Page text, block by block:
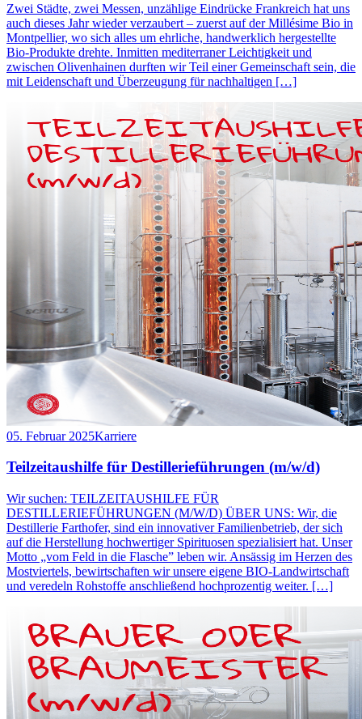
Zwei Städte, zwei Messen, unzählige Eindrücke Frankreich hat uns
auch dieses Jahr wieder verzaubert – zuerst auf der Millésime Bio in
Montpellier, wo sich alles um ehrliche, handwerklich hergestellte
Bio-Produkte drehte. Inmitten mediterraner Leichtigkeit und
zwischen Olivenhainen durften wir Teil einer Gemeinschaft sein, die
mit Leidenschaft und Überzeugung für nachhaltigen […]
05. Februar 2025Karriere
Teilzeitaushilfe für Destillerieführungen (m/w/d)
Wir suchen: TEILZEITAUSHILFE FÜR
DESTILLERIEFÜHRUNGEN (M/W/D) ÜBER UNS: Wir, die
Destillerie Farthofer, sind ein innovativer Familienbetrieb, der sich
auf die Herstellung hochwertiger Spirituosen spezialisiert hat. Unser
Motto „vom Feld in die Flasche” leben wir. Ansässig im Herzen des
Mostviertels, bewirtschaften wir unsere eigene BIO-Landwirtschaft
und veredeln Rohstoffe anschließend hochprozentig weiter. […]